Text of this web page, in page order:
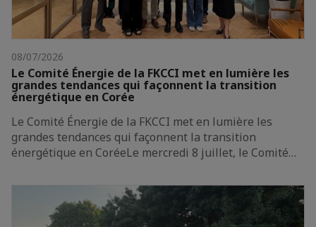
08/07/2026
Le Comité Énergie de la FKCCI met en lumière les
grandes tendances qui façonnent la transition
énergétique en Corée
Le Comité Énergie de la FKCCI met en lumière les
grandes tendances qui façonnent la transition
énergétique en CoréeLe mercredi 8 juillet, le Comité…